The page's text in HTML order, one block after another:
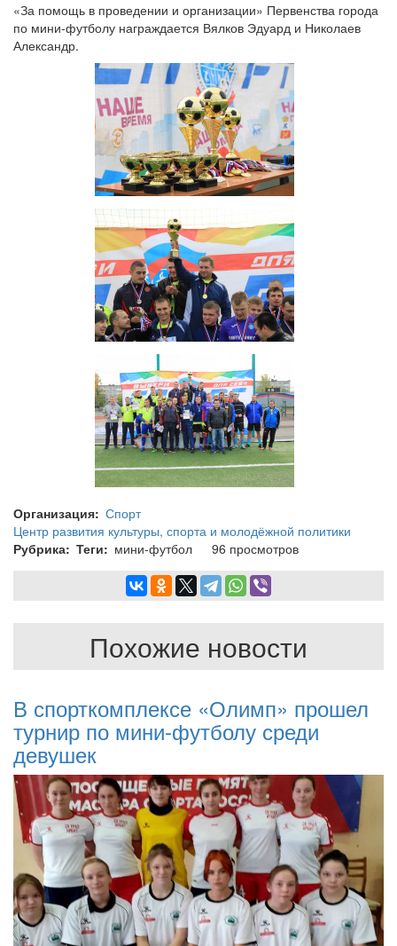
«За помощь в проведении и организации» Первенства города
по мини-футболу награждается Вялков Эдуард и Николаев
Александр.
Организация
Центр развития культуры, спорта и молодёжной политики
Рубрика
Спорт
Теги
мини-футбол 96 просмотров
Похожие новости
В спорткомплексе «Олимп» прошел
турнир по мини-футболу среди
девушек